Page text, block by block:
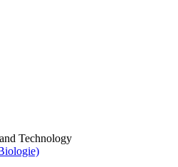
Technology